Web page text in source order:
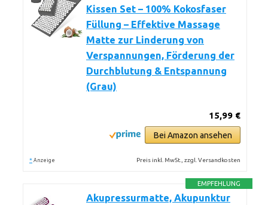
Kissen Set – 100% Kokosfaser
Füllung – Effektive Massage
Matte zur Linderung von
Verspannungen, Förderung der
Durchblutung & Entspannung
(Grau)
15,99 €
Bei Amazon ansehen
* Anzeige Preis inkl. MwSt., zzgl. Versandkosten
EMPFEHLUNG
Akupressurmatte, Akupunktur